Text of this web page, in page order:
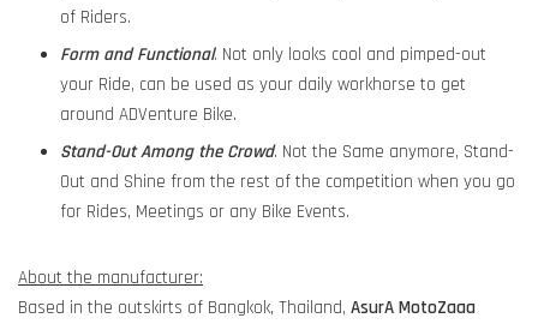
of Riders.
Form and Functional. Not only looks cool and pimped-out
your Ride, can be used as your daily workhorse to get
around ADVenture Bike.
Stand-Out Among the Crowd. Not the Same anymore, Stand-
Out and Shine from the rest of the competition when you go
for Rides, Meetings or any Bike Events.
About the manufacturer:
Based in the outskirts of Bangkok, Thailand, AsurA MotoZaaa